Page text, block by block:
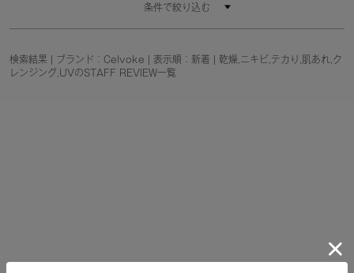
条件で絞り込む
検索結果 | ブランド：Celvoke | 表示順：新着 | 乾燥,ニキビ,テカり,肌あれ,ク
レンジング,UVのSTAFF REVIEW一覧